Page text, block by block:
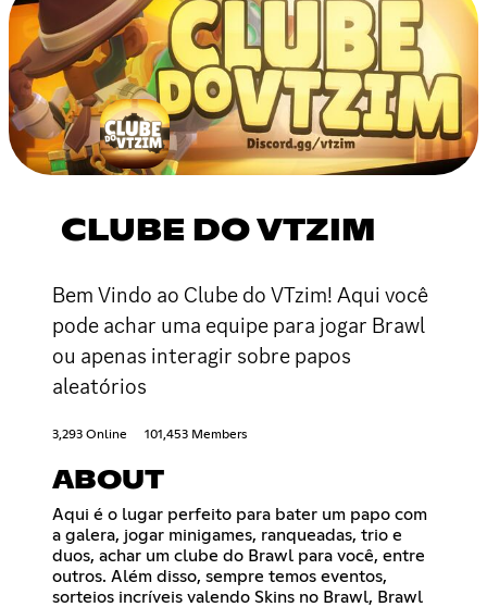
CLUBE DO VTZIM
Bem Vindo ao Clube do VTzim! Aqui você
pode achar uma equipe para jogar Brawl
ou apenas interagir sobre papos
aleatórios
3,293 Online 101,453 Members
ABOUT
Aqui é o lugar perfeito para bater um papo com
a galera, jogar minigames, ranqueadas, trio e
duos, achar um clube do Brawl para você, entre
outros. Além disso, sempre temos eventos,
sorteios incríveis valendo Skins no Brawl, Brawl